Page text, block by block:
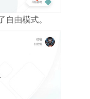
自由模式。